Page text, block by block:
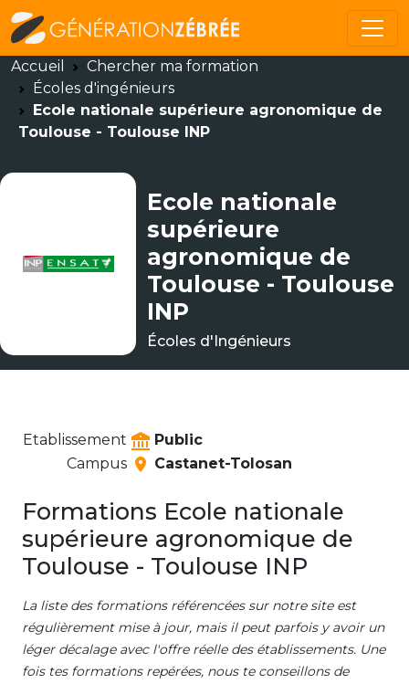
Accueil
Chercher ma formation
Écoles d'ingénieurs
Ecole nationale supérieure agronomique de
Toulouse - Toulouse INP
Ecole nationale
supérieure
agronomique de
Toulouse - Toulouse
INP
Écoles d'Ingénieurs
Etablissement
Public
Campus
Castanet-Tolosan
Formations Ecole nationale
supérieure agronomique de
Toulouse - Toulouse INP
La liste des formations référencées sur notre site est
régulièrement mise à jour, mais il peut parfois y avoir un
léger décalage avec l'offre réelle des établissements. Une
fois tes formations repérées, nous te conseillons de